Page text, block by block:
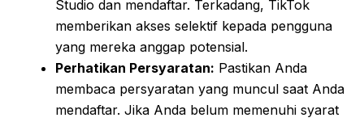
Studio dan mendaftar. Terkadang, TikTok
memberikan akses selektif kepada pengguna
yang mereka anggap potensial.
Perhatikan Persyaratan: Pastikan Anda
membaca persyaratan yang muncul saat Anda
mendaftar. Jika Anda belum memenuhi syarat